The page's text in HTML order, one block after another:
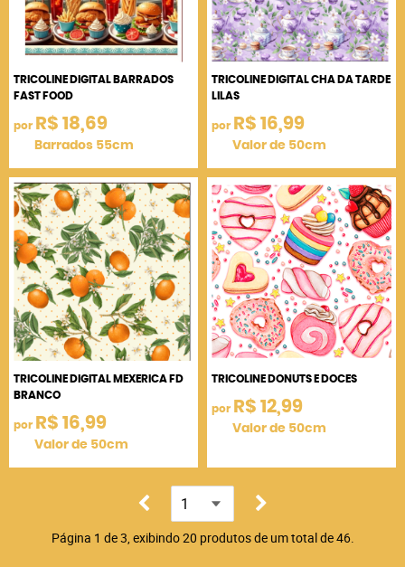
TRICOLINE DIGITAL BARRADOS
FAST FOOD
por R$ 18,69
Barrados 55cm
TRICOLINE DIGITAL CHA DA TARDE
LILAS
por R$ 16,99
Valor de 50cm
TRICOLINE DIGITAL MEXERICA FD
BRANCO
por R$ 16,99
Valor de 50cm
TRICOLINE DONUTS E DOCES
por R$ 12,99
Valor de 50cm
Página 1 de 3, exibindo 20 produtos de um total de 46.